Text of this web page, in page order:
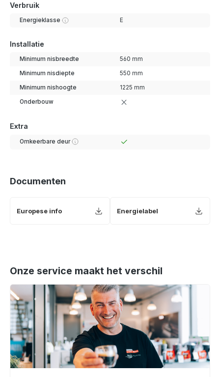
Verbruik
Energieklasse E
Installatie
Minimum nisbreedte 560 mm
Minimum nisdiepte 550 mm
Minimum nishoogte 1225 mm
Onderbouw
Extra
Omkeerbare deur
Documenten
Europese info Energielabel
Onze service maakt het verschil